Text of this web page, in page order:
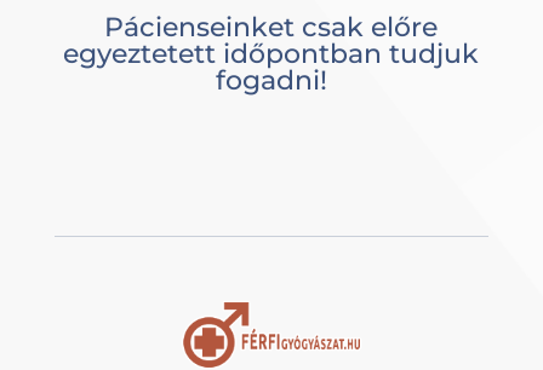
Pácienseinket csak előre
egyeztetett időpontban tudjuk
fogadni!